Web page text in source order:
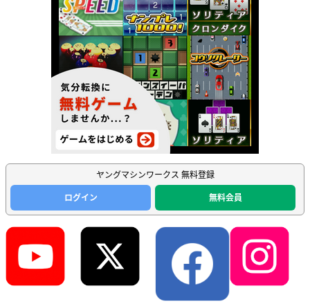
ヤングマシンワークス 無料登録
ログイン
無料会員